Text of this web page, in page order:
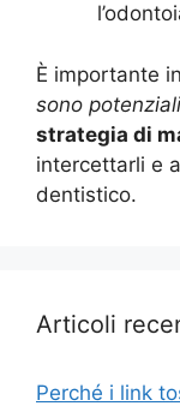
È importante
sono
strategia di
intercettarli e
dentistico.
Articoli
Perché i link